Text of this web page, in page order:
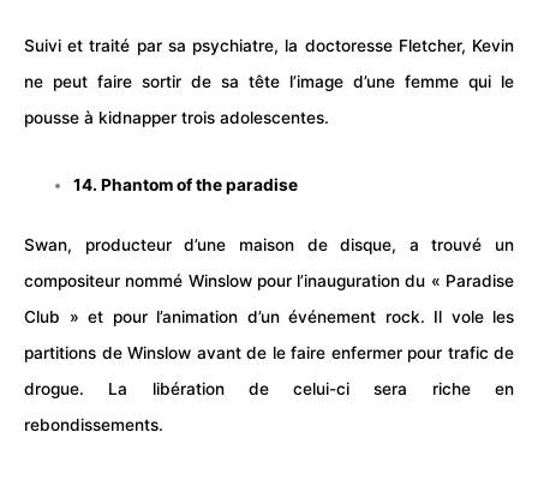
Suivi et traité par sa psychiatre, la doctoresse Fletcher, Kevin
ne peut faire sortir de sa tête l’image d’une femme qui le
pousse à kidnapper trois adolescentes.
14. Phantom of the paradise
Swan, producteur d’une maisonde disque, a trouvé un
compositeur nommé Winslow pour l’inauguration du « Paradise
Club » et pour l’animation d’un événement rock. Il vole les
partitions de Winslow avant de le faire enfermer pour trafic de
drogue. La libération de celui-ci sera riche en
rebondissements.